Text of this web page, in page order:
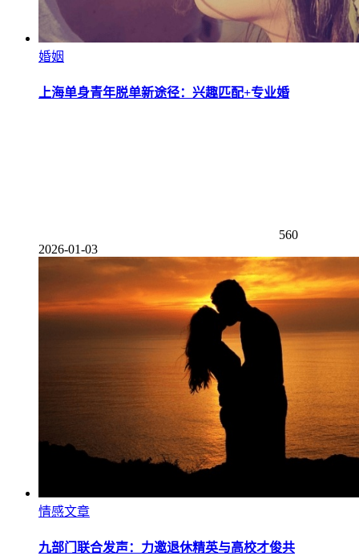
婚姻
上海单身青年脱单新途径：兴趣匹配+专业婚
560
2026-01-03
情感文章
九部门联合发声：力邀退休精英与高校才俊共